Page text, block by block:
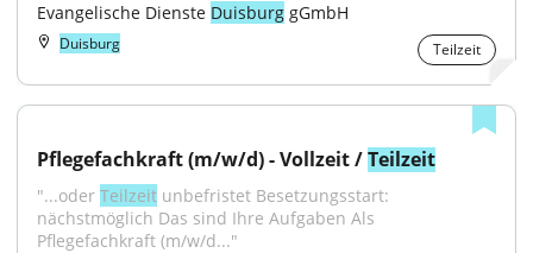
Evangelische Dienste Duisburg gGmbH
Duisburg Teilzeit
Pflegefachkraft (m/w/d) - Vollzeit / Teilzeit
"...oder Teilzeit unbefristet Besetzungsstart:
nächstmöglich Das sind Ihre Aufgaben Als
Pflegefachkraft (m/w/d..."